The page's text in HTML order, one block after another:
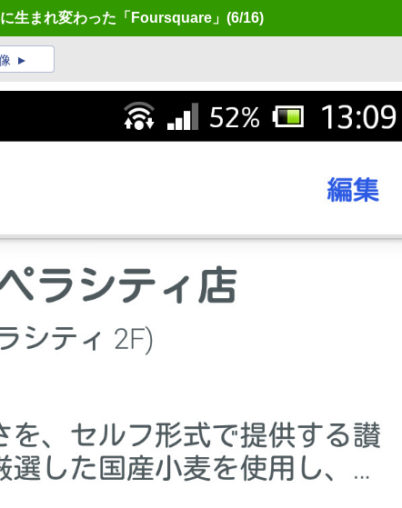
生まれ変わった「Foursquare」 (6/16)